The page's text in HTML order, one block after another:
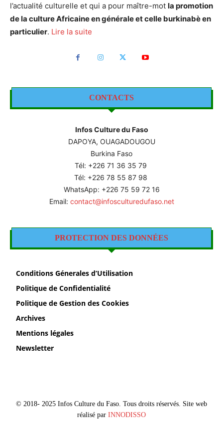
l’actualité culturelle et qui a pour maître-mot la promotion
de la culture Africaine en générale et celle burkinabè en
particulier. Lire la suite
CONTACTS
Infos Culture du Faso
DAPOYA, OUAGADOUGOU
Burkina Faso
Tél: +226 71 36 35 79
Tél: +226 78 55 87 98
WhatsApp: +226 75 59 72 16
Email: contact@infosculturedufaso.net
PROTECTION DES DONNÉES
Conditions Génerales d’Utilisation
Politique de Confidentialité
Politique de Gestion des Cookies
Archives
Mentions légales
Newsletter
© 2018- 2025 Infos Culture du Faso. Tous droits réservés. Site web
réalisé par INNODISSO